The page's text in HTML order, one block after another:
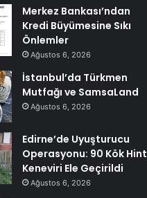
Merkez Bankası’ndan
Kredi Büyümesine Sıkı
Önlemler
Ağustos 6, 2026
İstanbul’da Türkmen
Mutfağı ve SamsaLand
Ağustos 6, 2026
Edirne’de Uyuşturucu
Operasyonu: 90 Kök Hint
Keneviri Ele Geçirildi
Ağustos 6, 2026